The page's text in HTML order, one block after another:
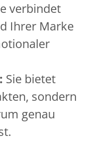
verbindet
Ihrer Marke
Sie bietet
sondern
genau